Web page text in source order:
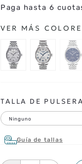
Paga hasta 6
TALLA DE PULSERA
Ninguno
Guía de tallas